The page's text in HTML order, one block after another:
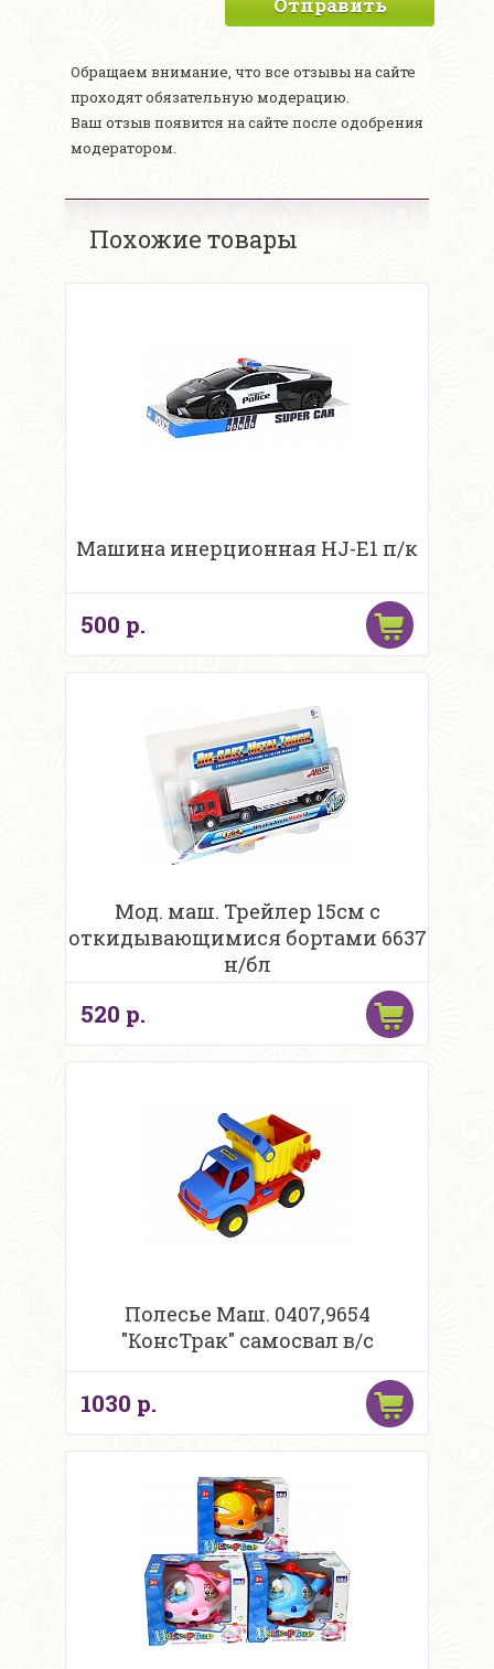
Отправить
Обращаем внимание, что все отзывы на сайте
проходят обязательную модерацию.
Ваш отзыв появится на сайте после одобрения
модератором.
Похожие товары
Машина инерционная HJ-E1 п/к
500 р.
Мод. маш. Трейлер 15см с
откидывающимися бортами 6637
н/бл
520 р.
Полесье Маш. 0407,9654
"КонсТрак" самосвал в/с
1030 р.